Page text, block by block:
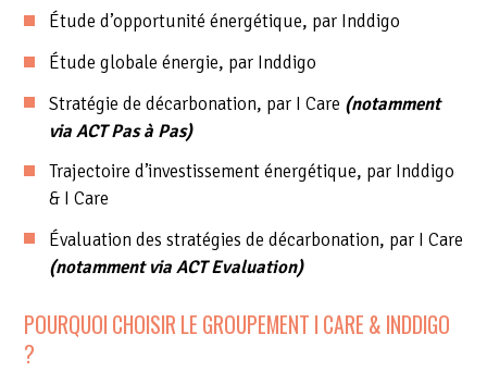
Étude d’opportunité énergétique, par Inddigo
Étude globale énergie, par Inddigo
Stratégie de décarbonation, par I Care (notamment
via ACT Pas à Pas)
Trajectoire d’investissement énergétique, par Inddigo
& I Care
Évaluation des stratégies de décarbonation, par I Care
(notamment via ACT Evaluation)
POURQUOI CHOISIR LE GROUPEMENT I CARE & INDDIGO
?